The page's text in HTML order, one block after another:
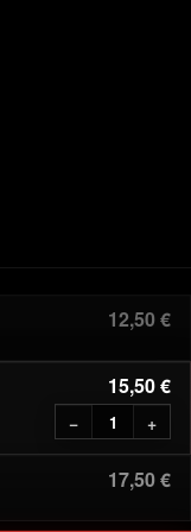
12,50 €
15,50 €
− +
17,50 €